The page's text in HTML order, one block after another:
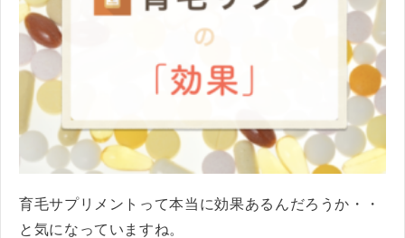
育毛サプリメントって本当に効果あるんだろうか・・
と気になっていますね。